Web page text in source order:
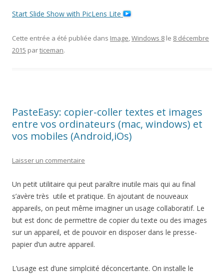
Start Slide Show with PicLens Lite
Cette entrée a été publiée dans Image,Windows 8 le 8 décembre
2015 particeman.
PasteEasy: copier-coller textes et images
entre vos ordinateurs (mac, windows) et
vos mobiles (Android,iOs)
Laisser un commentaire
Un petit utilitaire qui peut paraître inutile mais qui au final
s’avère très utile et pratique. En ajoutant de nouveaux
appareils, on peut même imaginer un usage collaboratif. Le
but est donc de permettre de copier du texte ou des images
sur un appareil, et de pouvoir en disposer dans le presse-
papier d’un autre appareil.
L’usage est d’une simplciité déconcertante. On installe le